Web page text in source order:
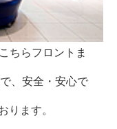
ちらフロントま
、安全・安心で
ります。